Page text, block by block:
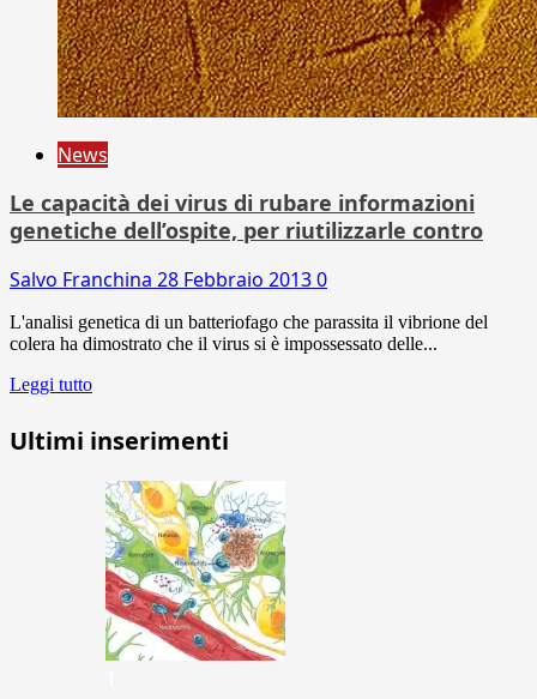
News
Le capacità dei virus di rubare informazioni
genetiche dell’ospite, per riutilizzarle contro
Salvo Franchina 28 Febbraio 20130
L'analisi genetica di un batteriofago che parassita il vibrione del
colera ha dimostrato che il virus si è impossessato delle...
Leggi tutto
Ultimi inserimenti